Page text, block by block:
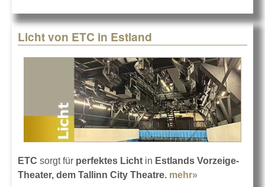
Licht von ETC in Estland
ETC sorgt für perfektes Licht in Estlands Vorzeige-
Theater, dem Tallinn City Theatre. mehr»